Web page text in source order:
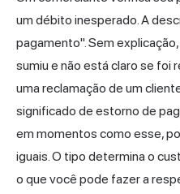
um débito inesperado. A
pagamento". Sem
sumiu e não está claro se foi
uma reclamação de um
significado de estorno de
em momentos como esse,
iguais. O tipo determina o
o que você pode fazer a